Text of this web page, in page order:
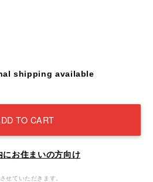
shipping available
TO CART
にお住まいの方向け
せていただきます。